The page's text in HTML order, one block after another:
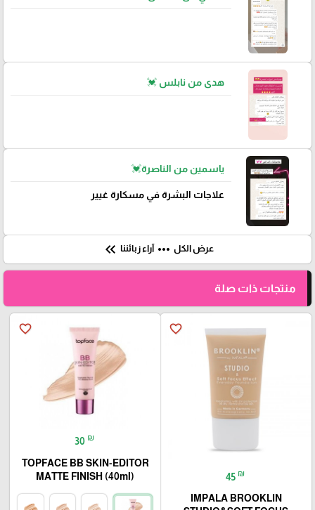
هدى من نابلس 💓
ياسمين من الناصرة💓
علاجات البشرة في مسكارة غيير
عرض الكل more_horiz آراء زبائننا keyboard_double_arrow_left
منتجات ذات صلة
favorite_border
45 ₪
IMPALA BROOKLIN
favorite_border
30 ₪
TOPFACE BB SKIN-EDITOR
MATTE FINISH (40ml)